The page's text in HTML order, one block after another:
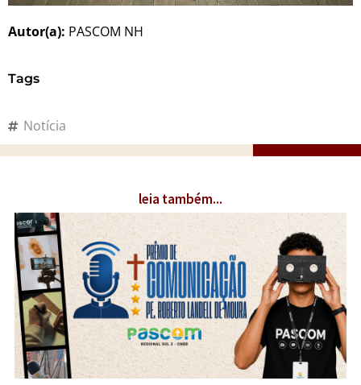
Autor(a): PASCOM NH
Tags
Notícia
leia também...